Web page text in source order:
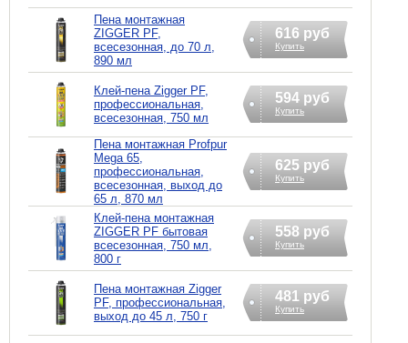
Пена монтажная
ZIGGER PF,
всесезонная, до 70 л,
890 мл
616 руб
Купить
Клей-пена Zigger PF,
профессиональная,
всесезонная, 750 мл
594 руб
Купить
Пена монтажная Profpur
Mega 65,
профессиональная,
всесезонная, выход до
65 л, 870 мл
625 руб
Купить
Клей-пена монтажная
ZIGGER PF бытовая
всесезонная, 750 мл,
800 г
558 руб
Купить
Пена монтажная Zigger
PF, профессиональная,
выход до 45 л, 750 г
481 руб
Купить